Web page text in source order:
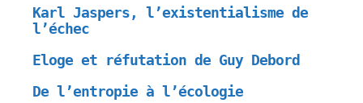
Karl Jaspers, l’existentialisme de
l’échec
Eloge et réfutation de Guy Debord
De l’entropie à l’écologie